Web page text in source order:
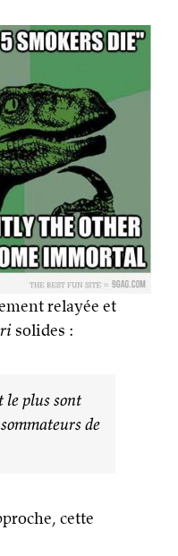
relayée et
solides :
le plus sont
de
cette